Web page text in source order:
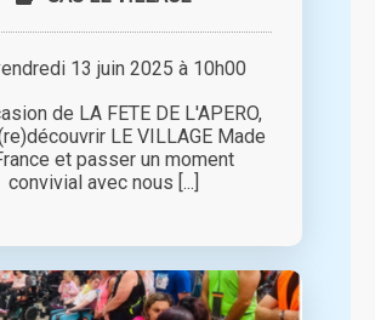
13 juin 2025 à 10h00
de LA FETE DE L'APERO,
LE VILLAGE Made
et passer un moment
convivial avec nous [...]